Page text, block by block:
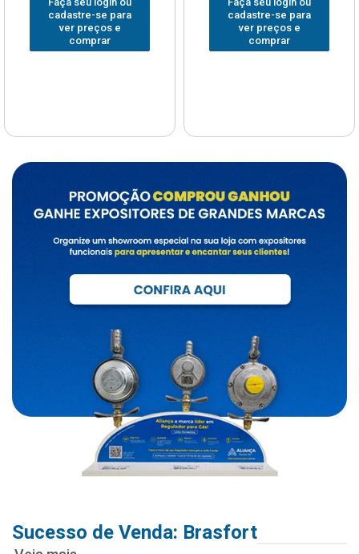
cadastre-se para
ver preços e
comprar
cadastre-se para
ver preços e
comprar
Sucesso de Venda: Brasfort